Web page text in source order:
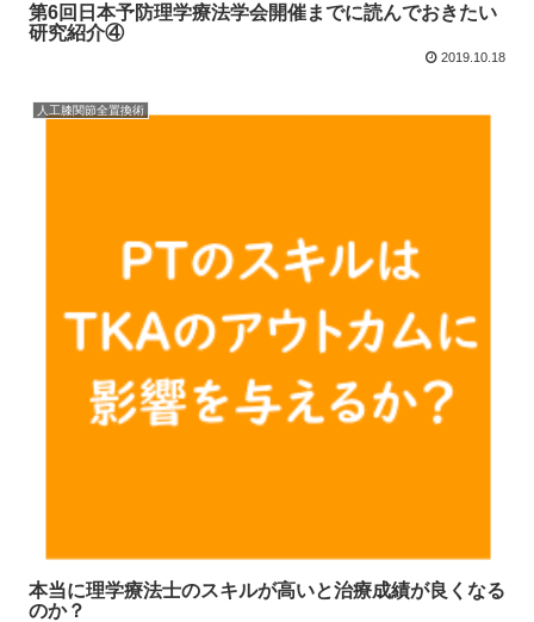
第6回日本予防理学療法学会開催までに読んでおきたい
研究紹介④
2019.10.18
人工膝関節全置換術
本当に理学療法士のスキルが高いと治療成績が良くなる
のか？